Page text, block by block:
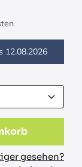
12.08.2026
gesehen?